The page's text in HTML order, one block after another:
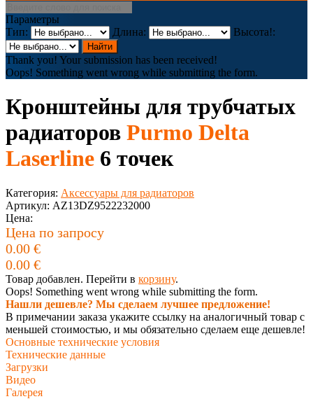
Параметры
Тип:
Длина: Высота!:
Thank you! Your submission has been received!
Oops! Something went wrong while submitting the form.
Кронштейны для трубчатых
радиаторов Purmo Delta
Laserline 6 точек
Категория: Аксессуары для радиаторов
Артикул: AZ13DZ9522232000
Цена:
Цена по запросу
0.00 €
0.00 €
Товар добавлен. Перейти в корзину.
Oops! Something went wrong while submitting the form.
Нашли дешевле? Мы сделаем лучшее предложение!
В примечании заказа укажите ссылку на аналогичный товар с
меньшей стоимостью, и мы обязательно сделаем еще дешевле!
Основные технические условия
Техническиe данные
Загрузки
Видео
Галерея